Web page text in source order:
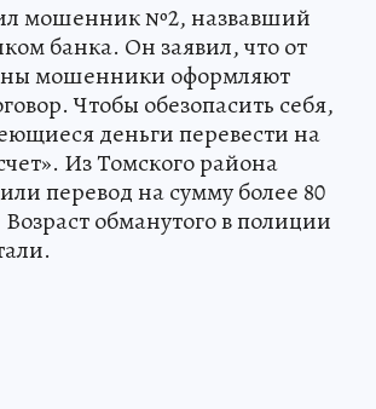
мошенник №2, назвавший
банка. Он заявил, что от
мошенники оформляют
Чтобы обезопасить себя,
деньги перевести на
Из Томского района
перевод на сумму более 80
обманутого в полиции